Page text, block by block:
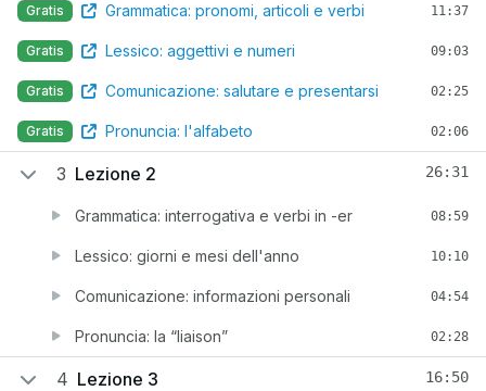
Gratis Grammatica: pronomi, articoli e verbi 11:37
Gratis Lessico: aggettivi e numeri 09:03
Gratis Comunicazione: salutare e presentarsi 02:25
Gratis Pronuncia: l'alfabeto 02:06
3 Lezione 2 26:31
Grammatica: interrogativa e verbi in -er 08:59
Lessico: giorni e mesi dell'anno 10:10
Comunicazione: informazioni personali 04:54
Pronuncia: la “liaison” 02:28
4 Lezione 3 16:50